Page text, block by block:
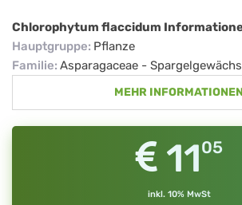
Chlorophytum flaccidum
Hauptgruppe: Pflanze
Familie: Asparagaceae -
MEHR INFORMATIONEN
1105
inkl. 10% MwSt